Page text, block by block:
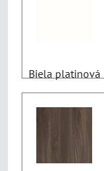
Biela platinová